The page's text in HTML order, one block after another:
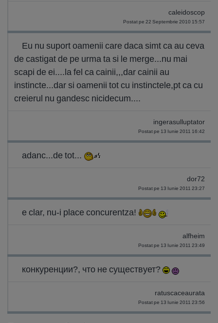
caleidoscop
Postat pe 22 Septembrie 2010 15:57
Eu nu suport oamenii care daca simt ca au ceva
de castigat de pe urma ta si le merge...nu mai
scapi de ei....la fel ca cainii,,,dar cainii au
instincte...dar si oamenii tot cu instinctele,pt ca cu
creierul nu gandesc nicidecum....
ingerasulluptator
Postat pe 13 Iunie 2011 16:42
adanc...de tot...
dor72
Postat pe 13 Iunie 2011 23:27
e clar, nu-i place concurentza!
alfheim
Postat pe 13 Iunie 2011 23:49
конкуренции?, что не существует?
ratuscaceaurata
Postat pe 13 Iunie 2011 23:56